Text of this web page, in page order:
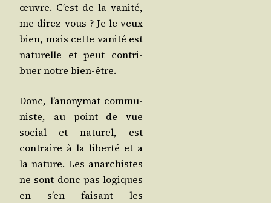
œuvre. C’est de la vani­té,
me direz-vous ? Je le veux
bien, mais cette vani­té est
natu­relle et peut contri­
buer notre bien-être.
Donc, l’a­no­ny­mat com­mu­
niste, au point de vue
social et natu­rel, est
contraire à la liber­té et a
la nature. Les anar­chistes
ne sont donc pas logiques
en s’en fai­sant les